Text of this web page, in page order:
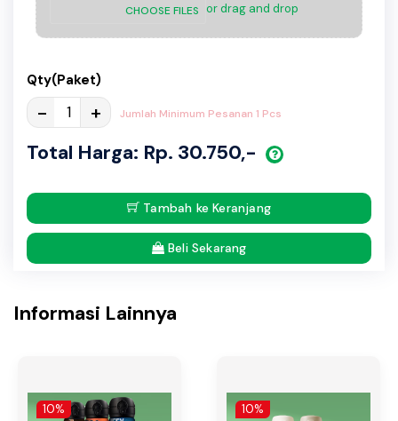
CHOOSE FILES or drag and drop
Qty(Paket)
- + Jumlah Minimum Pesanan 1 Pcs
Total Harga: Rp. 30.750,-
Tambah ke Keranjang
Beli Sekarang
Informasi Lainnya
10% 10%